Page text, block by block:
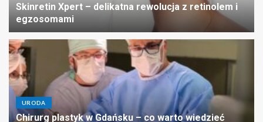
Skinretin Xpert – delikatna rewolucja z retinolem i
egzosomami
URODA
Chirurg plastyk w Gdańsku – co warto wiedzieć